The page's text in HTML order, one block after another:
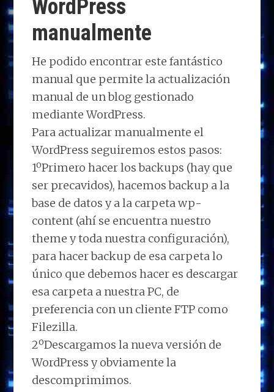
k
WordPress
manualmente
He podido encontrar este fantástico
manual que permite la actualización
manual de un blog gestionado
mediante WordPress.
Para actualizar manualmente el
WordPress seguiremos estos pasos:
1ºPrimero hacer los backups (hay que
ser precavidos), hacemos backup a la
base de datos y a la carpeta wp-
content (ahí se encuentra nuestro
theme y toda nuestra configuración),
para hacer backup de esa carpeta lo
único que debemos hacer es descargar
esa carpeta a nuestra PC, de
preferencia con un cliente FTP como
Filezilla.
2ºDescargamos la nueva versión de
WordPress y obviamente la
descomprimimos.